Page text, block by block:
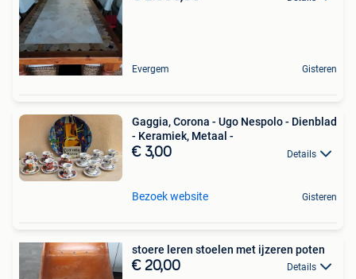
Evergem Gisteren
Gaggia, Corona - Ugo Nespolo - Dienblad
- Keramiek, Metaal -
€ 3,00 Details
Bezoek website Gisteren
stoere leren stoelen met ijzeren poten
€ 20,00 Details